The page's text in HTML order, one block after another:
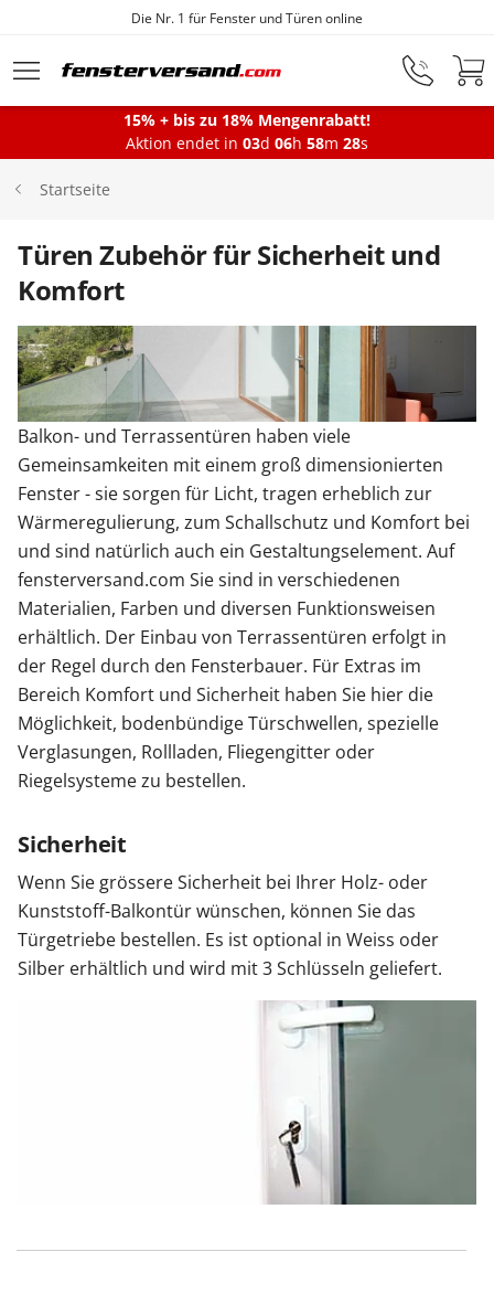
Zum Hauptinhalt springen
Die Nr. 1 für Fenster und Türen online
Montageservice
Balkontüren
Terrassentüren
Haustüren
Sonnenschutz
Zäune & Tore
Garagentore
Carports
Anmelden / Registrieren
Kontakt / Hilfe
15% + bis zu 18% Mengenrabatt!
Aktion endet in 03d 06h 58m 28s
Startseite
Türen Zubehör für Sicherheit und
Komfort
Balkon- und Terrassentüren haben viele
Gemeinsamkeiten mit einem groß dimensionierten
Fenster - sie sorgen für Licht, tragen erheblich zur
Wärmeregulierung, zum Schallschutz und Komfort bei
und sind natürlich auch ein Gestaltungselement. Auf
fensterversand.com Sie sind in verschiedenen
Materialien, Farben und diversen Funktionsweisen
erhältlich. Der Einbau von Terrassentüren erfolgt in
der Regel durch den Fensterbauer. Für Extras im
Bereich Komfort und Sicherheit haben Sie hier die
Möglichkeit, bodenbündige Türschwellen, spezielle
Verglasungen, Rollladen, Fliegengitter oder
Riegelsysteme zu bestellen.
Sicherheit
Wenn Sie grössere Sicherheit bei Ihrer Holz- oder
Kunststoff-Balkontür wünschen, können Sie das
Türgetriebe bestellen. Es ist optional in Weiss oder
Silber erhältlich und wird mit 3 Schlüsseln geliefert.